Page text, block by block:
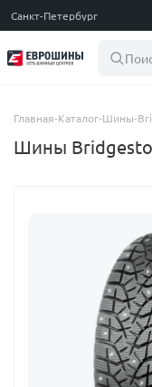
Санкт-Петербург
Главная-Каталог-Шины-
Шины